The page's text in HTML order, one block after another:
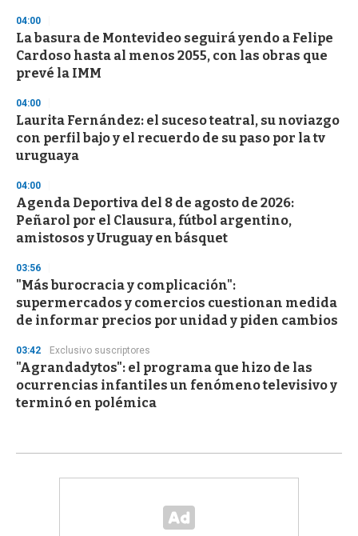
04:00
La basura de Montevideo seguirá yendo a Felipe
Cardoso hasta al menos 2055, con las obras que
prevé la IMM
04:00
Laurita Fernández: el suceso teatral, su noviazgo
con perfil bajo y el recuerdo de su paso por la tv
uruguaya
04:00
Agenda Deportiva del 8 de agosto de 2026:
Peñarol por el Clausura, fútbol argentino,
amistosos y Uruguay en básquet
03:56
"Más burocracia y complicación":
supermercados y comercios cuestionan medida
de informar precios por unidad y piden cambios
03:42 Exclusivo suscriptores
"Agrandadytos": el programa que hizo de las
ocurrencias infantiles un fenómeno televisivo y
terminó en polémica